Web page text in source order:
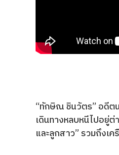
“ทักษิณ ชินวัตร” อดีต
เดินทางหลบหนีไปอยู่
และลูกสาว” รวมถึงเ